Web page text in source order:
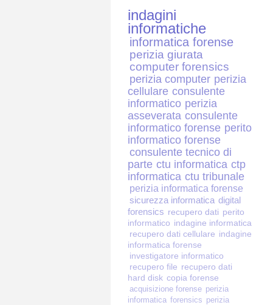
indagini
informatiche
informatica forense
perizia giurata
computer forensics
perizia computer perizia
cellulare consulente
informatico perizia
asseverata consulente
informatico forense perito
informatico forense
consulente tecnico di
parte ctu informatica ctp
informatica ctu tribunale
perizia informatica forense
sicurezza informatica digital
forensics recupero dati perito
informatico indagine informatica
recupero dati cellulare indagine
informatica forense
investigatore informatico
recupero file recupero dati
hard disk copia forense
acquisizione forense perizia
informatica forensics perizia